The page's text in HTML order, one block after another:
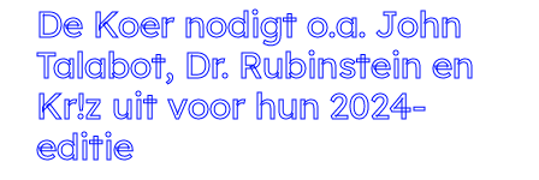
De Koer nodigt o.a. John
Talabot, Dr. Rubinstein en
Kr!z uit voor hun 2024-
editie